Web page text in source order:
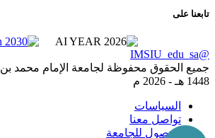
تابعنا على
@IMSIU_edu_sa
جميع الحقوق محفوظة لجامعة الإمام محمد بن
1448 هـ -
2026 م
السياسات
تواصل معنا
الوصول للجامعة